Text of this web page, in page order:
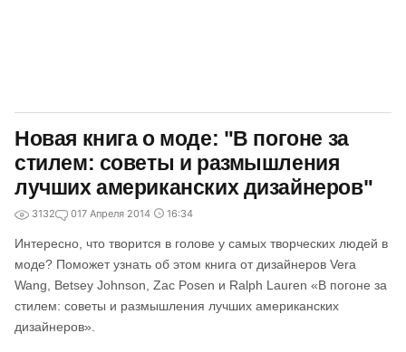
Новая книга о моде: "В погоне за
стилем: советы и размышления
лучших американских дизайнеров"
3132 017 Апреля 2014 16:34
Интересно, что творится в голове у самых творческих людей в
моде? Поможет узнать об этом книга от дизайнеров Vera
Wang, Betsey Johnson, Zac Posen и Ralph Lauren «В погоне за
стилем: советы и размышления лучших американских
дизайнеров».